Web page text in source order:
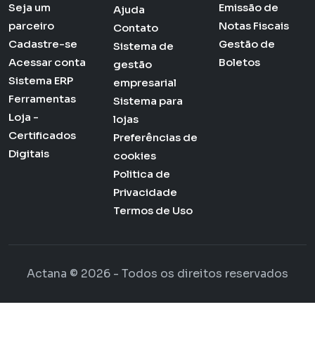
Seja um
parceiro
Cadastre-se
Acessar conta
Sistema ERP
Ferramentas
Loja -
Certificados
Digitais
Ajuda
Contato
Sistema de
gestão
empresarial
Sistema para
lojas
Preferências de
cookies
Politica de
Privacidade
Termos de Uso
Emissão de
Notas Fiscais
Gestão de
Boletos
Actana © 2026 - Todos os direitos reservados